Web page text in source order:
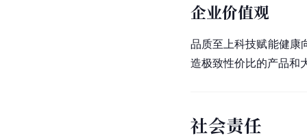
企业价值观
品质至上科技赋能健康
造极致性价比的产品和
社会责任